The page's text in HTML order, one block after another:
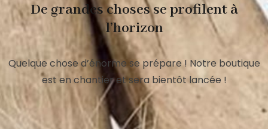
De grandes choses se profilent à
l’horizon
Quelque chose d’énorme se prépare ! Notre boutique
est en chantier et sera bientôt lancée !